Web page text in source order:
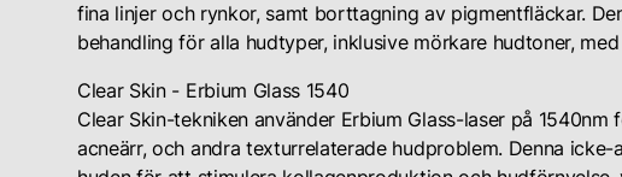
fina linjer och rynkor, samt borttagning av pigmentfläckar.
behandling för alla hudtyper, inklusive mörkare hudtoner,
Clear Skin - Erbium Glass 1540
Clear Skin-tekniken använder Erbium Glass-laser på
acneärr, och andra texturrelaterade hudproblem. Denna